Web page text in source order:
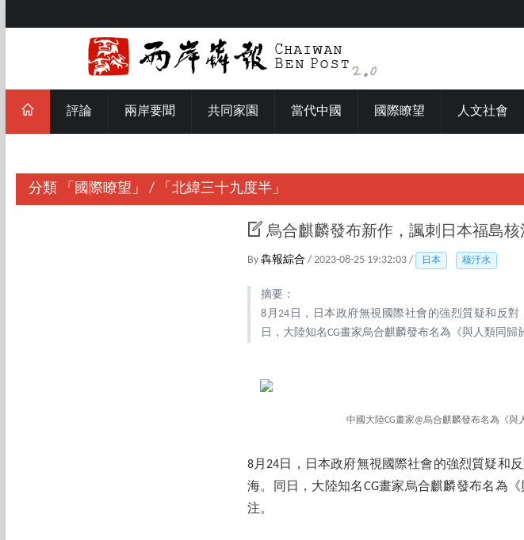
評論 兩岸要聞 共同家園 當代中國 國際瞭望 人文社會
分類 「國際瞭望」 / 「北緯三十九度半」
烏合麒麟發布新作，諷刺日本福島核
By 犇報綜合 / 2023-08-25 19:32:03 / 日本 核汙水
摘要：
8月24日，日本政府無視國際社會的強烈質疑和反
日，大陸知名CG畫家烏合麒麟發布名為《與人類同
中國大陸CG畫家@烏合麒麟發布名為《
8月24日，日本政府無視國際社會的強烈質疑和
海。同日，大陸知名CG畫家烏合麒麟發布名為
注。